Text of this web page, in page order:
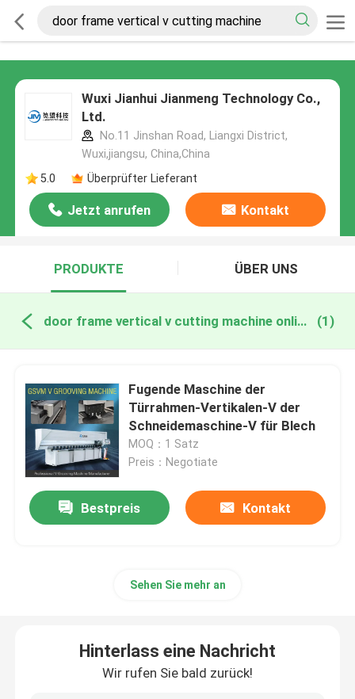
Wuxi Jianhui Jianmeng Technology Co.,
Ltd.
No.11 Jinshan Road, Liangxi District,
Wuxi,jiangsu, China,China
5.0
Überprüfter Lieferant
Jetzt anrufen Kontakt
PRODUKTE ÜBER UNS
door frame vertical v cutting machine online manufacture (1)
Fugende Maschine der
Türrahmen-Vertikalen-V der
Schneidemaschine-V für Blech
MOQ：1 Satz
Preis：Negotiate
Bestpreis Kontakt
Sehen Sie mehr an
Hinterlass eine Nachricht
Wir rufen Sie bald zurück!